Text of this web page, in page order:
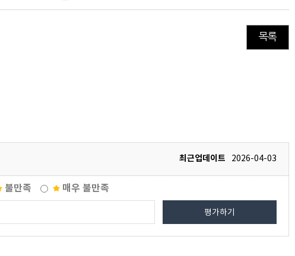
목록
최근업데이트 2026-04-03
불만족 매우 불만족
평가하기